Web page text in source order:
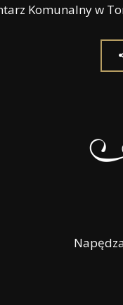
Komunalny w